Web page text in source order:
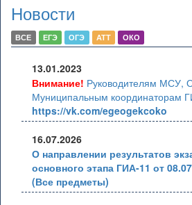
Новости
ВСЕ ЕГЭ ОГЭ АТТ ОКО
13.01.2023
Внимание! Руководителям МСУ,
Муниципальным координаторам
https://vk.com/egeogekcoko
16.07.2026
О направлении результатов
основного этапа ГИА-11 от
(Все предметы)